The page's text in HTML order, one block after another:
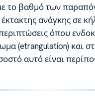
το βαθμό των
ανάγκης σε
όπου
(etrangulation) και
αυτό είναι